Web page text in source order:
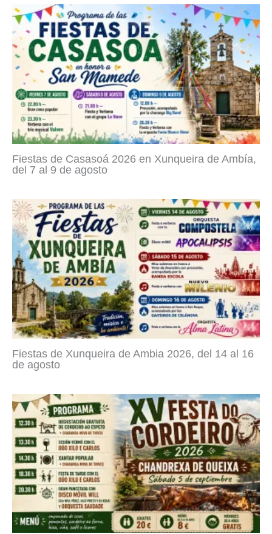
Fiestas de Casasoá 2026 en Xunqueira de Ambía,
del 7 al 9 de agosto
Fiestas de Xunqueira de Ambia 2026, del 14 al 16
de agosto